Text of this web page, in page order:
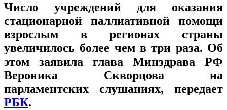
Число учреждений для оказания
стационарной паллиативной помощи
взрослым в регионах страны
увеличилось более чем в три раза. Об
этом заявила глава Минздрава РФ
Вероника Скворцова на
парламентских слушаниях, передает
РБК.